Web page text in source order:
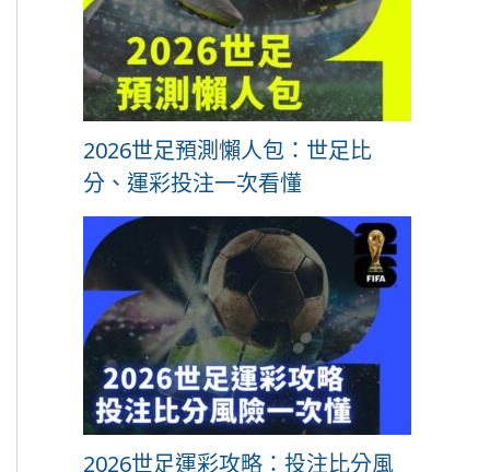
2026世足預測懶人包：世足比
分、運彩投注一次看懂
2026世足運彩攻略：投注比分風